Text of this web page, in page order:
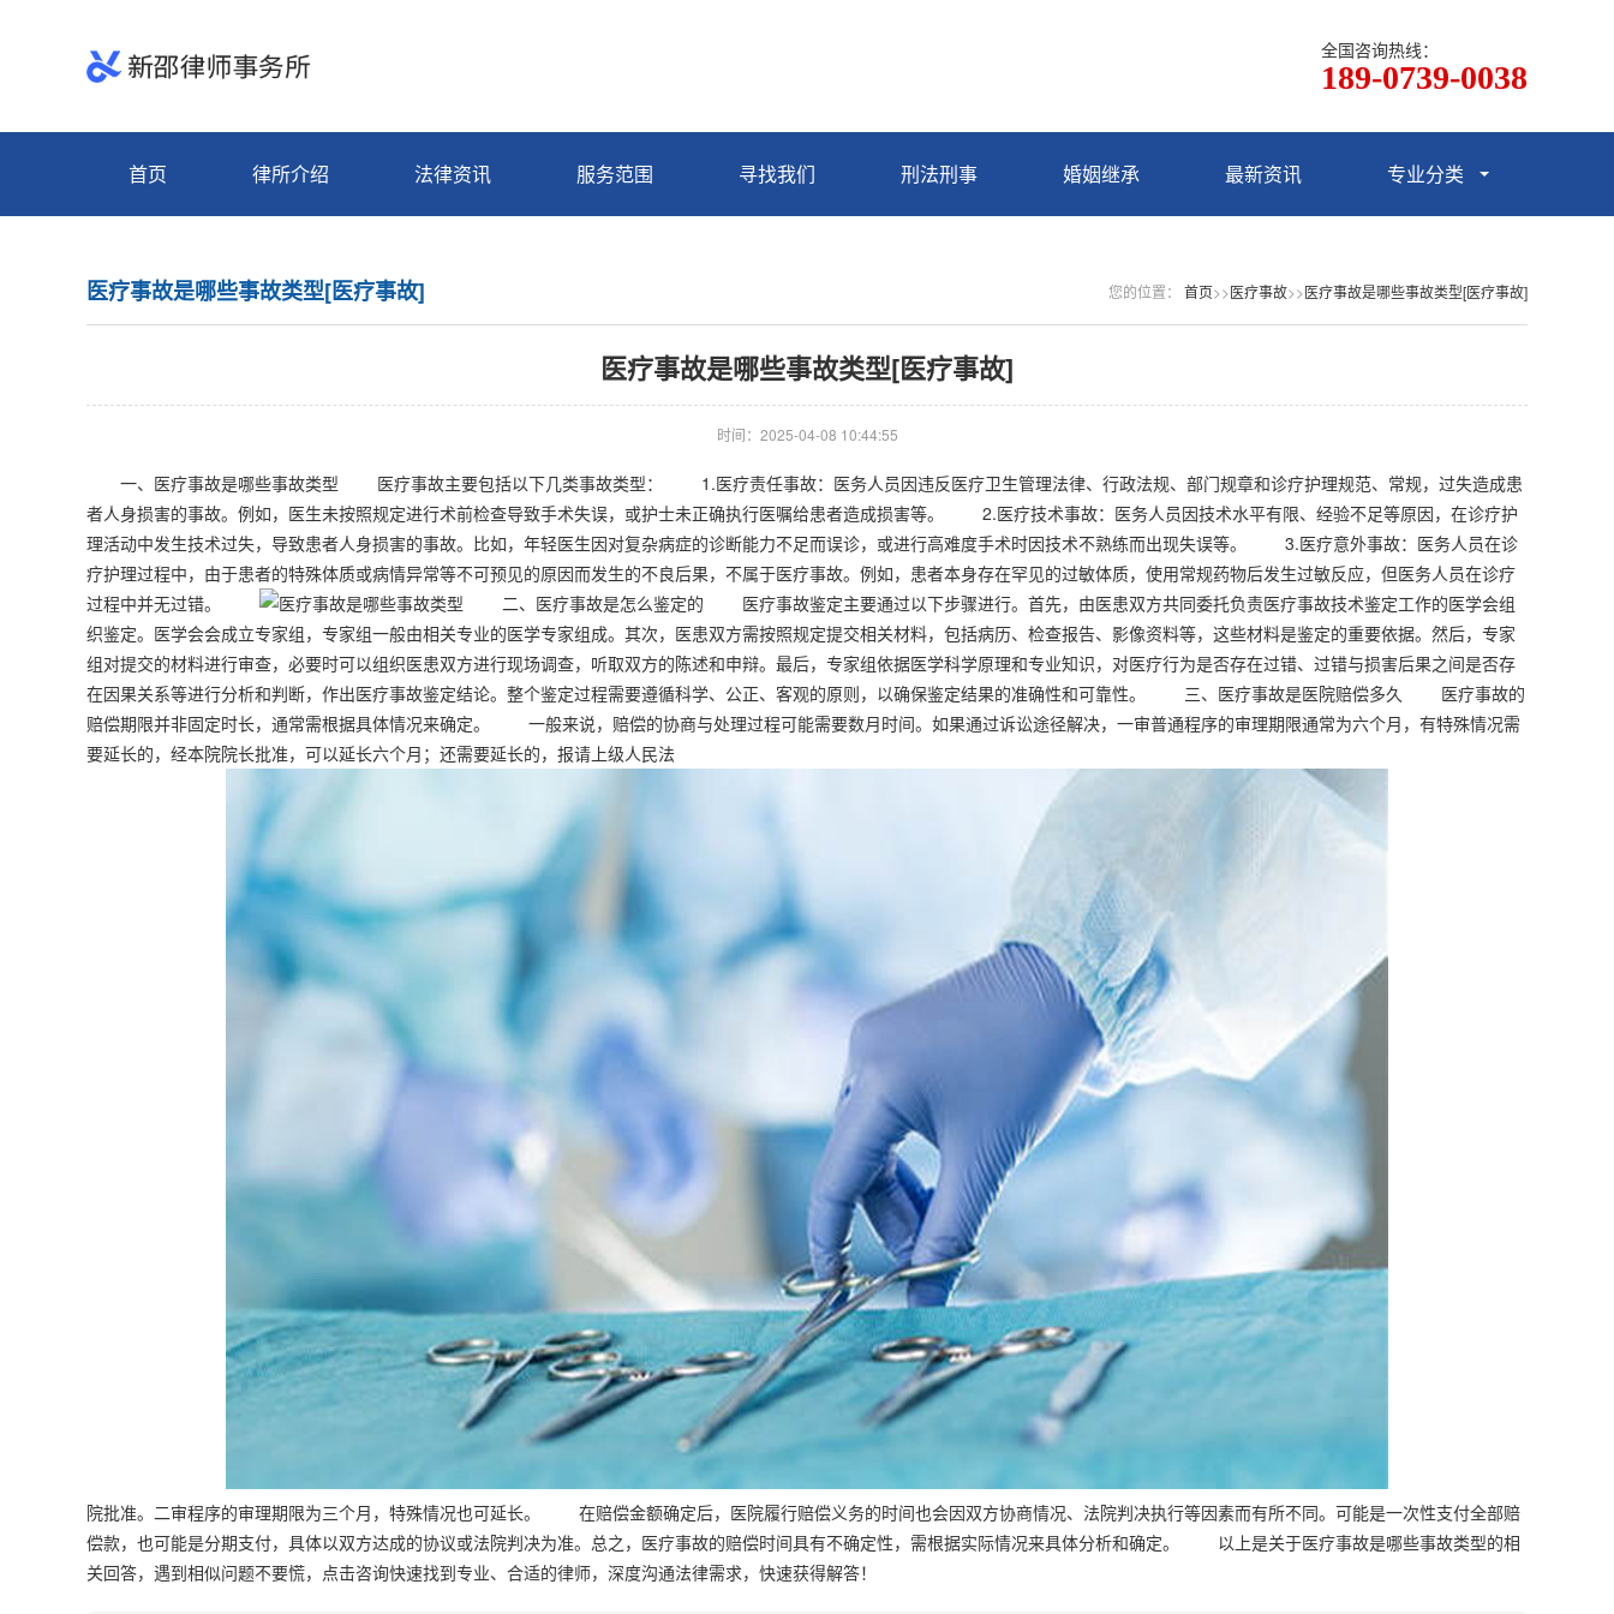
全国咨询热线：
189-0739-0038
首页 律所介绍 法律资讯 服务范围 寻找我们 刑法刑事 婚姻继承 最新资讯 专业分类
您的位置： 首页>>医疗事故>>医疗事故是哪些事故类型[医疗事故]
医疗事故是哪些事故类型[医疗事故]
医疗事故是哪些事故类型[医疗事故]
时间：2025-04-08 10:44:55
一、医疗事故是哪些事故类型 医疗事故主要包括以下几类事故类型： 1.医疗责任事故：医务人员因违反医疗卫生管理法律、行政法规、部门规章和诊疗护理规范、常规，过失造成患
者人身损害的事故。例如，医生未按照规定进行术前检查导致手术失误，或护士未正确执行医嘱给患者造成损害等。 2.医疗技术事故：医务人员因技术水平有限、经验不足等原因，在诊疗护
理活动中发生技术过失，导致患者人身损害的事故。比如，年轻医生因对复杂病症的诊断能力不足而误诊，或进行高难度手术时因技术不熟练而出现失误等。 3.医疗意外事故：医务人员在诊
疗护理过程中，由于患者的特殊体质或病情异常等不可预见的原因而发生的不良后果，不属于医疗事故。例如，患者本身存在罕见的过敏体质，使用常规药物后发生过敏反应，但医务人员在诊疗
过程中并无过错。
二、医疗事故是怎么鉴定的 医疗事故鉴定主要通过以下步骤进行。首先，由医患双方共同委托负责医疗事故技术鉴定工作的医学会组
织鉴定。医学会会成立专家组，专家组一般由相关专业的医学专家组成。其次，医患双方需按照规定提交相关材料，包括病历、检查报告、影像资料等，这些材料是鉴定的重要依据。然后，专家
组对提交的材料进行审查，必要时可以组织医患双方进行现场调查，听取双方的陈述和申辩。最后，专家组依据医学科学原理和专业知识，对医疗行为是否存在过错、过错与损害后果之间是否存
在因果关系等进行分析和判断，作出医疗事故鉴定结论。整个鉴定过程需要遵循科学、公正、客观的原则，以确保鉴定结果的准确性和可靠性。 三、医疗事故是医院赔偿多久 医疗事故的
赔偿期限并非固定时长，通常需根据具体情况来确定。 一般来说，赔偿的协商与处理过程可能需要数月时间。如果通过诉讼途径解决，一审普通程序的审理期限通常为六个月，有特殊情况需
要延长的，经本院院长批准，可以延长六个月；还需要延长的，报请上级人民法
院批准。二审程序的审理期限为三个月，特殊情况也可延长。 在赔偿金额确定后，医院履行赔偿义务的时间也会因双方协商情况、法院判决执行等因素而有所不同。可能是一次性支付全部赔
偿款，也可能是分期支付，具体以双方达成的协议或法院判决为准。总之，医疗事故的赔偿时间具有不确定性，需根据实际情况来具体分析和确定。 以上是关于医疗事故是哪些事故类型的相
关回答，遇到相似问题不要慌，点击咨询快速找到专业、合适的律师，深度沟通法律需求，快速获得解答！